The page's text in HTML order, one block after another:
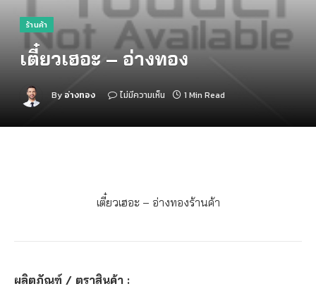
ร้านค้า
เตี๋ยวเฮอะ – อ่างทอง
By อ่างทอง ไม่มีความเห็น 1 Min Read
เตี๋ยวเฮอะ – อ่างทองร้านค้า
ผลิตภัณฑ์ / ตราสินค้า :